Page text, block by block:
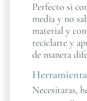
Perfecto si
media y no
material y
reciclarte y
de manera
Necesitaras,